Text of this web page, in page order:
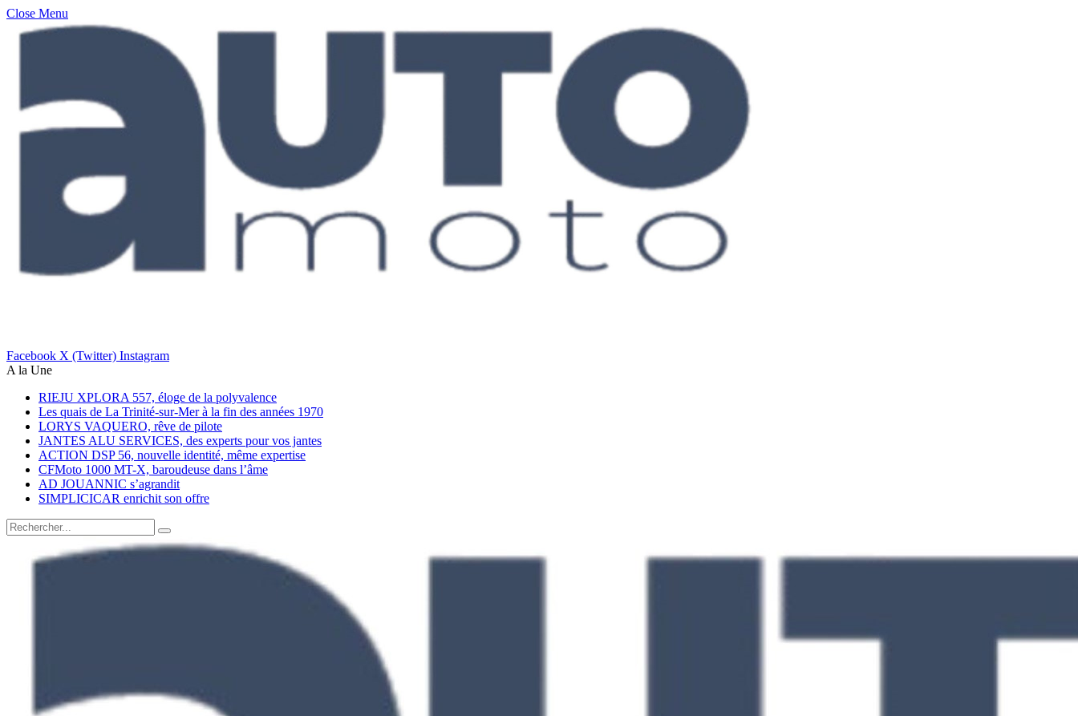
Close Menu
Facebook X (Twitter) Instagram
A la Une
RIEJU XPLORA 557, éloge de la polyvalence
Les quais de La Trinité-sur-Mer à la fin des années 1970
LORYS VAQUERO, rêve de pilote
JANTES ALU SERVICES, des experts pour vos jantes
ACTION DSP 56, nouvelle identité, même expertise
CFMoto 1000 MT-X, baroudeuse dans l’âme
AD JOUANNIC s’agrandit
SIMPLICICAR enrichit son offre